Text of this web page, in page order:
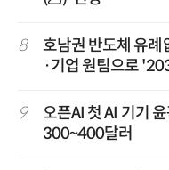
8
호남권 반도체 유
·기업 원팀으로
9
오픈AI 첫 AI 기기
300~400달러